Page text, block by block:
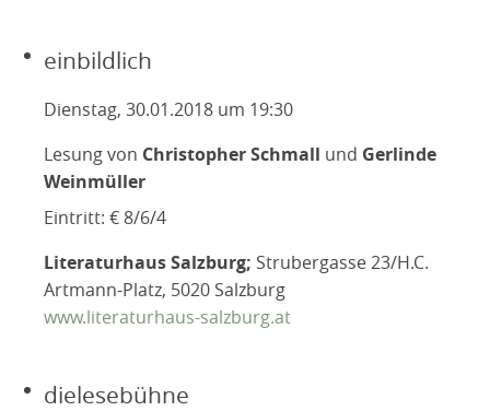
einbildlich
Dienstag, 30.01.2018 um 19:30
Lesung von Christopher Schmall und Gerlinde
Weinmüller
Eintritt: € 8/6/4
Literaturhaus Salzburg; Strubergasse 23/H.C.
Artmann-Platz, 5020 Salzburg
www.literaturhaus-salzburg.at
dielesebühne